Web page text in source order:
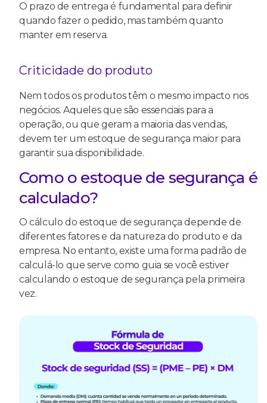
O prazo de entrega é fundamental para definir
quando fazer o pedido, mas também quanto
manter em reserva.
Criticidade do produto
Nem todos os produtos têm o mesmo impacto nos
negócios. Aqueles que são essenciais para a
operação, ou que geram a maioria das vendas,
devem ter um estoque de segurança maior para
garantir sua disponibilidade.
Como o estoque de segurança é
calculado?
O cálculo do estoque de segurança depende de
diferentes fatores e da natureza do produto e da
empresa. No entanto, existe uma forma padrão de
calculá-lo que serve como guia se você estiver
calculando o estoque de segurança pela primeira
vez.